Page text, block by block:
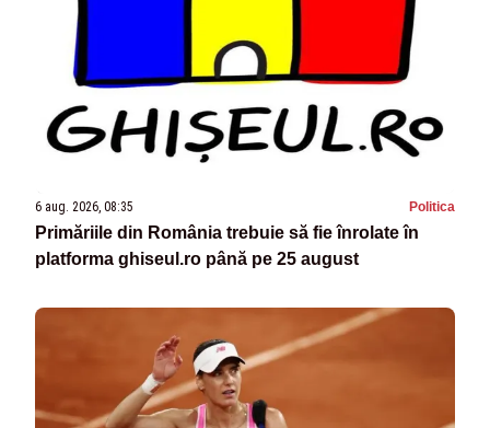
6 aug. 2026, 08:35 Politica
Primăriile din România trebuie să fie înrolate în
platforma ghiseul.ro până pe 25 august